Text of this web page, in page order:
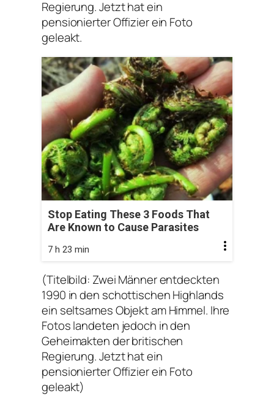
Regierung. Jetzt hat ein
pensionierter Offizier ein Foto
geleakt.
Stop Eating These 3 Foods That
Are Known to Cause Parasites
7 h 23 min
(Titelbild: Zwei Männer entdeckten
1990 in den schottischen Highlands
ein seltsames Objekt am Himmel. Ihre
Fotos landeten jedoch in den
Geheimakten der britischen
Regierung. Jetzt hat ein
pensionierter Offizier ein Foto
geleakt)